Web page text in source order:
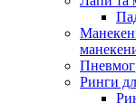
Ринги